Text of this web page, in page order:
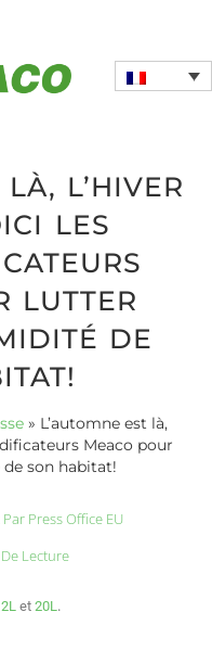
L’HIVER
LES
LUTTER
DE
» L’automne est là,
Meaco pour
son habitat!
Par Press Office EU
Lecture
et 20L .